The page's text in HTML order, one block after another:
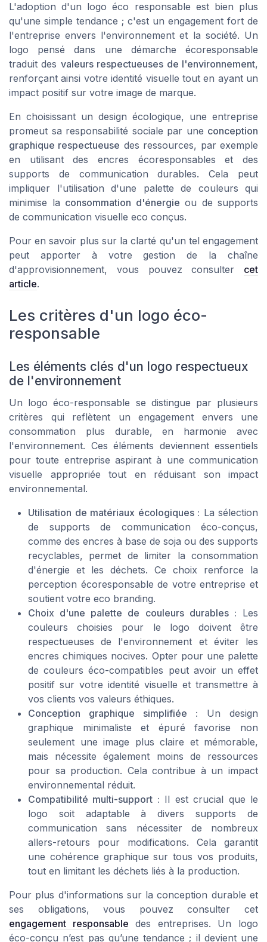
L'adoption d'un logo éco responsable est bien plus
qu'une simple tendance ; c'est un engagement fort de
l'entreprise envers l'environnement et la société. Un
logo pensé dans une démarche écoresponsable
traduit des valeurs respectueuses de l'environnement,
renforçant ainsi votreidentité visuelle tout en ayant un
impact positif sur votre image de marque.
En choisissant un design écologique, une entreprise
promeut sa responsabilité sociale par une conception
graphique respectueuse des ressources, par exemple
en utilisant des encres écoresponsables et des
supports de communication durables. Cela peut
impliquer l'utilisation d'une palette de couleurs qui
minimise la consommation d'énergie ou de supports
de communication visuelle eco conçus.
Pour en savoir plus sur la clarté qu'un tel engagement
peut apporter à votre gestion de la chaîne
d'approvisionnement, vous pouvez consulter cet
article.
Les critères d'un logo éco-
responsable
Les éléments clés d'un logo respectueux
de l'environnement
Un logo éco-responsable se distingue par plusieurs
critères qui reflètent un engagement envers une
consommation plus durable, en harmonie avec
l'environnement. Ces éléments deviennent essentiels
pour toute entreprise aspirant à une communication
visuelle appropriée tout en réduisant son impact
environnemental.
Utilisation de matériaux écologiques : La sélection
de supports de communication éco-conçus,
comme des encres à base de soja ou des supports
recyclables, permet de limiter la consommation
d'énergie et les déchets. Ce choix renforce la
perception écoresponsable de votre entreprise et
soutient votre eco branding.
Choix d'une palette de couleurs durables : Les
couleurs choisies pour le logo doivent être
respectueuses de l'environnement et éviter les
encres chimiques nocives. Opter pour une palette
de couleurs éco-compatibles peut avoir un effet
positif sur votre identité visuelle et transmettre à
vos clients vos valeurs éthiques.
Conception graphique simplifiée : Un design
graphique minimaliste et épuré favorise non
seulement une image plus claire et mémorable,
mais nécessite également moins de ressources
pour sa production. Cela contribue à un impact
environnemental réduit.
Compatibilité multi-support : Il est crucial que le
logo soit adaptable à divers supports de
communication sans nécessiter de nombreux
allers-retours pour modifications. Cela garantit
une cohérence graphique sur tous vos produits,
tout en limitant les déchets liés à la production.
Pour plus d'informations sur la conception durable et
ses obligations, vous pouvez consulter cet
engagement responsable des entreprises. Un logo
éco-conçu n’est pas qu’une tendance ; il devient une